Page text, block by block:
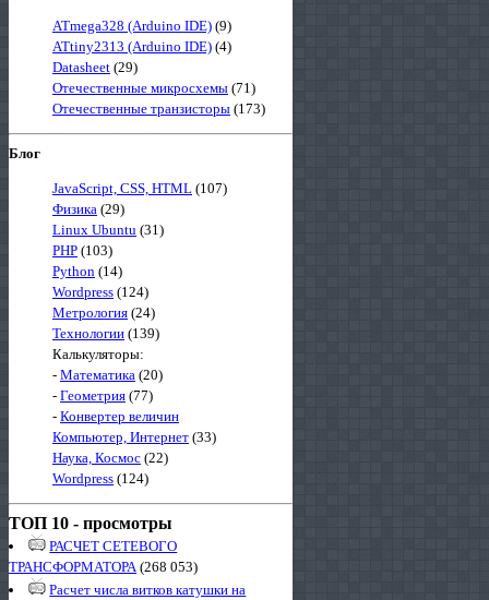
ATmega328 (Arduino IDE) (9)
ATtiny2313 (Arduino IDE) (4)
Datasheet (29)
Отечественные микросхемы (71)
Отечественные транзисторы (173)
Блог
JavaScript, CSS, HTML (107)
Физика (29)
Linux Ubuntu (31)
PHP (103)
Python (14)
Wordpress (124)
Метрология (24)
Технологии (139)
Калькуляторы:
- Математика (20)
- Геометрия (77)
- Конвертер величин
Компьютер, Интернет (33)
Наука, Космос (22)
Wordpress (124)
ТОП 10 - просмотры
РАСЧЕТ СЕТЕВОГО
ТРАНСФОРМАТОРА(268 053)
Расчет числа витков катушки на